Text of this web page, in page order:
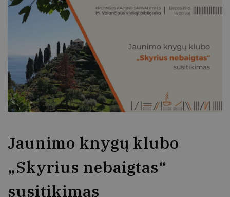
Jaunimo knygų klubo
„Skyrius nebaigtas“
susitikimas